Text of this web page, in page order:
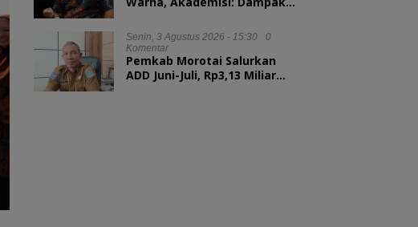
Musim Kemarau
Senin, 3 Agustus 2026 - 15:30
0
Komentar
Pemkab Morotai Salurkan
ADD Juni-Juli, Rp3,13 Miliar